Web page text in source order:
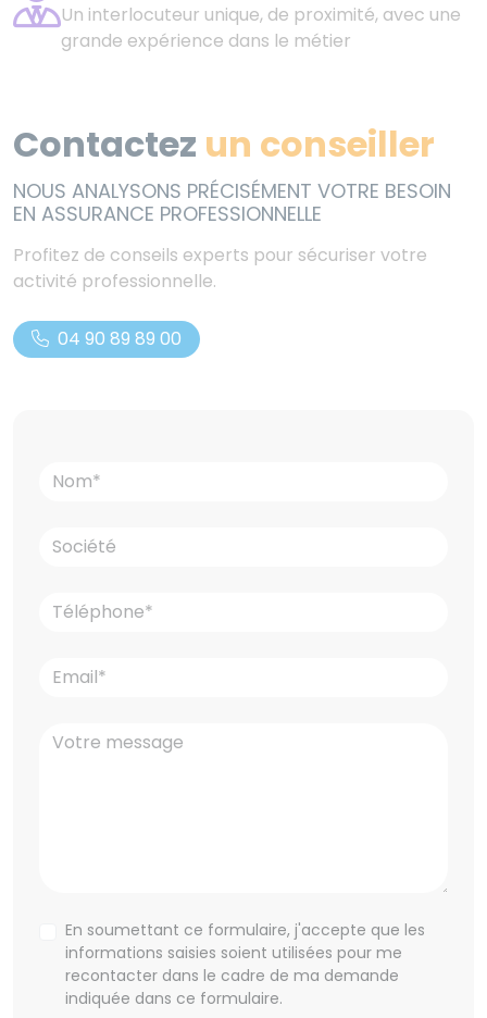
Un interlocuteur unique, de proximité, avec une
grande expérience dans le métier
Contactez un conseiller
NOUS ANALYSONS PRÉCISÉMENT VOTRE BESOIN
EN ASSURANCE PROFESSIONNELLE
Profitez de conseils experts pour sécuriser votre
activité professionnelle.
04 90 89 89 00
Justine, chargée de clientèle
En soumettant ce formulaire, j'accepte que les
informations saisies soient utilisées pour me
recontacter dans le cadre de ma demande
indiquée dans ce formulaire.